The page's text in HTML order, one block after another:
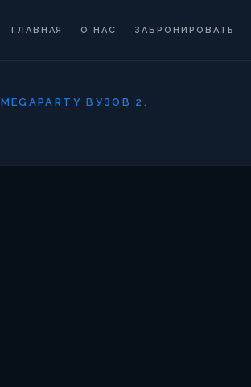
ГЛАВНАЯ О НАС ЗАБРОНИРОВАТЬ
MEGAPARTY ВУЗОВ 2.